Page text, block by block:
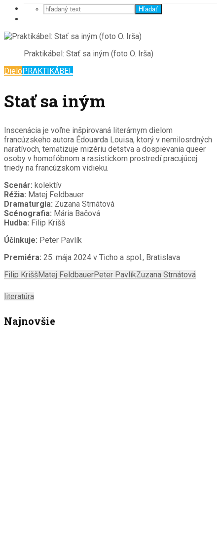
Hľadať
Praktikábel: Stať sa iným (foto O. Irša)
DieloPRAKTIKÁBEL
Stať sa iným
Inscenácia je voľne inšpirovaná literárnym dielom
francúzskeho autora Édouarda Louisa, ktorý v nemilosrdných
naratívoch, tematizuje mizériu detstva a dospievania queer
osoby v homofóbnom a rasistickom prostredí pracujúcej
triedy na francúzskom vidieku.
Scenár: kolektív
Réžia: Matej Feldbauer
Dramaturgia: Zuzana Strnátová
Scénografia: Mária Bačová
Hudba: Filip Krišš
Účinkuje: Peter Pavlík
Premiéra: 25. mája 2024 v Ticho a spol., Bratislava
Filip KriššMatej FeldbauerPeter PavlíkZuzana Strnátová
literatúra
Najnovšie